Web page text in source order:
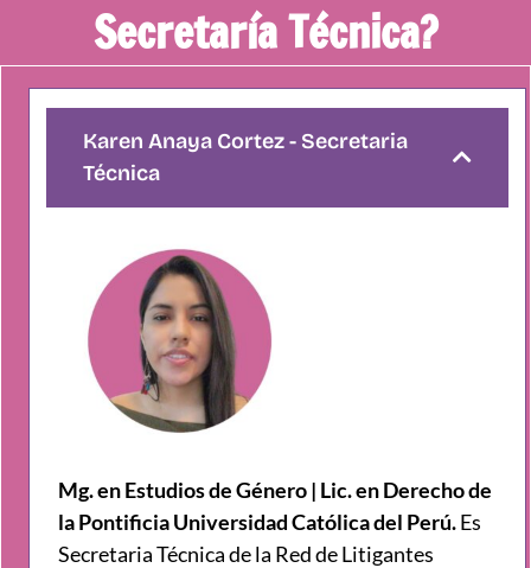
Secretaría Técnica?
Karen Anaya Cortez - Secretaria
Técnica
Mg. en Estudios de Género | Lic. en Derecho de
la Pontificia Universidad Católica del Perú.Es
Secretaria Técnica de la Red de Litigantes